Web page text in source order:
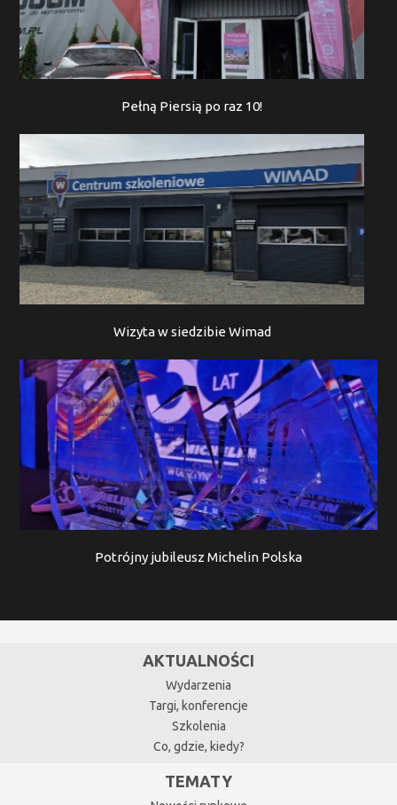
Pełną Piersią po raz 10!
Wizyta w siedzibie Wimad
Potrójny jubileusz Michelin Polska
AKTUALNOŚCI
Wydarzenia
Targi, konferencje
Szkolenia
Co, gdzie, kiedy?
TEMATY